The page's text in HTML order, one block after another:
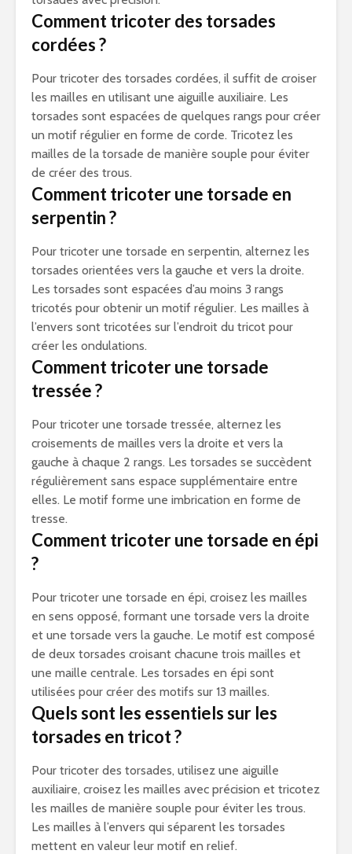
Comment tricoter des torsades
cordées ?
Pour tricoter des torsades cordées, il suffit de croiser
les mailles en utilisant une aiguille auxiliaire. Les
torsades sont espacées de quelques rangs pour créer
un motif régulier en forme de corde. Tricotez les
mailles de la torsade de manière souple pour éviter
de créer des trous.
Comment tricoter une torsade en
serpentin ?
Pour tricoter une torsade en serpentin, alternez les
torsades orientées vers la gauche et vers la droite.
Les torsades sont espacées d’au moins 3 rangs
tricotés pour obtenir un motif régulier. Les mailles à
l’envers sont tricotées sur l’endroit du tricot pour
créer les ondulations.
Comment tricoter une torsade
tressée ?
Pour tricoter une torsade tressée, alternez les
croisements de mailles vers la droite et vers la
gauche à chaque 2 rangs. Les torsades se succèdent
régulièrement sans espace supplémentaire entre
elles. Le motif forme une imbrication en forme de
tresse.
Comment tricoter une torsade en épi
?
Pour tricoter une torsade en épi, croisez les mailles
en sens opposé, formant une torsade vers la droite
et une torsade vers la gauche. Le motif est composé
de deux torsades croisant chacune trois mailles et
une maille centrale. Les torsades en épi sont
utilisées pour créer des motifs sur 13 mailles.
Quels sont les essentiels sur les
torsades en tricot ?
Pour tricoter des torsades, utilisez une aiguille
auxiliaire, croisez les mailles avec précision et tricotez
les mailles de manière souple pour éviter les trous.
Les mailles à l’envers qui séparent les torsades
mettent en valeur leur motif en relief.